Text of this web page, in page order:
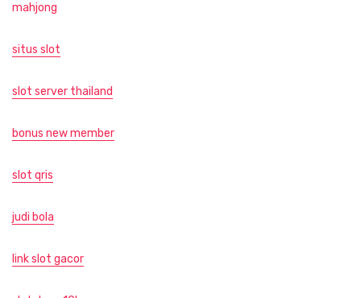
mahjong
situs slot
slot server thailand
bonus new member
slot qris
judi bola
link slot gacor